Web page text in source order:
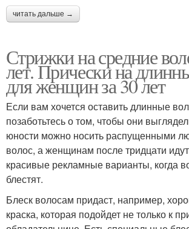
читать дальше →
Стрижки на средние
лет. Прически на
для женщин за 30 лет
Если вам хочется оставить длинные
позаботьтесь о том, чтобы они
юности можно носить распущенными
волос, а женщинам после тридцати
красивые рекламные варианты, когда
блестят.
Блеск волосам придаст, например,
краска, которая подойдет не только к